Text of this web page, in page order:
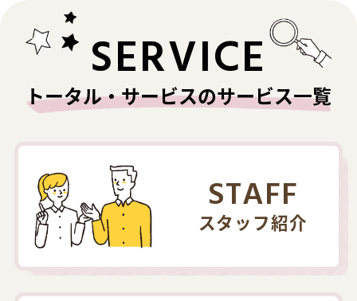
SERVICE
トータル・サービスのサービス一覧
STAFF
スタッフ紹介